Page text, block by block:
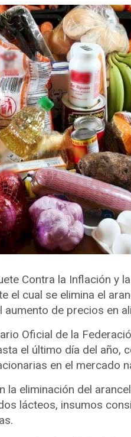
Contra la Inflación y
el cual se elimina el
de precios en
Oficial de la
el último día del año,
en el mercado
eliminación del
lácteos, insumos